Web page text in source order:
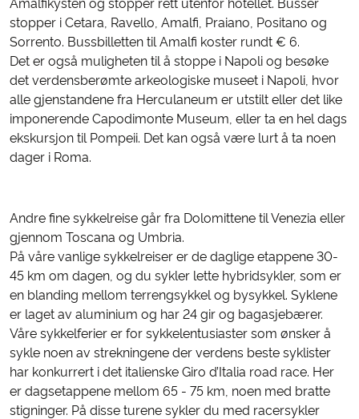
Amalfikysten og stopper rett utenfor hotellet. Busser
stopper i Cetara, Ravello, Amalfi, Praiano, Positano og
Sorrento. Bussbilletten til Amalfi koster rundt € 6.
Det er også muligheten til å stoppe i Napoli og besøke
det verdensberømte arkeologiske museet i Napoli, hvor
alle gjenstandene fra Herculaneum er utstilt eller det like
imponerende Capodimonte Museum, eller ta en hel dags
ekskursjon til Pompeii. Det kan også være lurt å ta noen
dager i Roma.
Andre fine sykkelreise går fra Dolomittene til Venezia eller
gjennom Toscana og Umbria.
På våre vanlige sykkelreiser er de daglige etappene 30-
45 km om dagen, og du sykler lette hybridsykler, som er
en blanding mellom terrengsykkel og bysykkel. Syklene
er laget av aluminium og har 24 gir og bagasjebærer.
Våre sykkelferier er for sykkelentusiaster som ønsker å
sykle noen av strekningene der verdens beste syklister
har konkurrert i det italienske Giro d’Italia road race. Her
er dagsetappene mellom 65 - 75 km, noen med bratte
stigninger. På disse turene sykler du med racersykler